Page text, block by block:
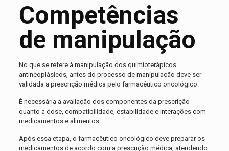
Competências
de manipulação
No que se refere à manipulação dos quimioterápicos
antineoplásicos, antes do processo de manipulação deve ser
validada a prescrição médica pelo farmacêutico oncológico.
É necessária a avaliação dos componentes da prescrição
quanto à dose, compatibilidade, estabilidade e interações com
medicamentos e alimentos.
Após essa etapa, o farmacêutico oncológico deve preparar os
medicamentos de acordo com a prescrição médica, atendendo